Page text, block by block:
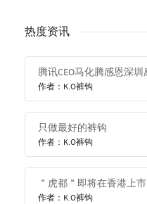
热度资讯
作者：K.O裤钩
只做最好的裤钩
作者：K.O裤钩
＂虎都＂即将在香港上市
作者：K.O裤钩